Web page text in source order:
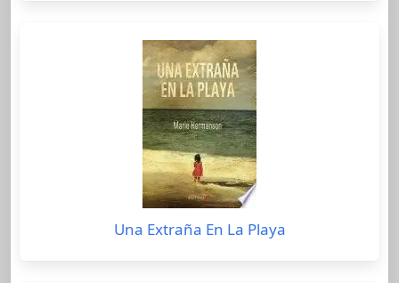
Una Extraña En La Playa